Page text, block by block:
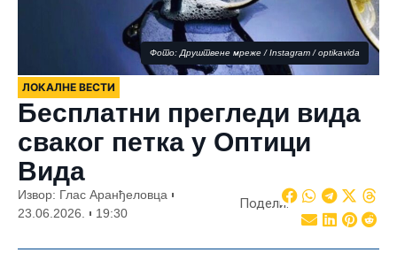
Фото: Друштвене мреже / Instagram / optikavida
ЛОКАЛНЕ ВЕСТИ
Бесплатни прегледи вида
сваког петка у Оптици
Вида
Извор: Глас Аранђеловца
23.06.2026.
19:30
Подели: